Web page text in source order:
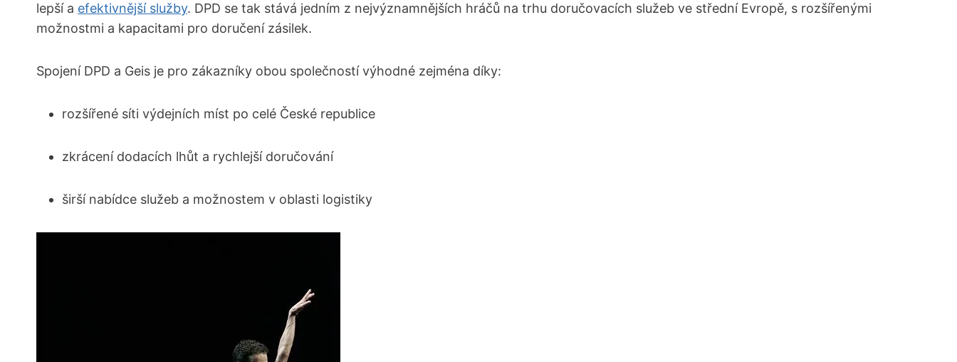
lepší a efektivnější služby. DPD se tak stává jedním z nejvýznamnějších hráčů na trhu doručovacích služeb ve střední Evropě, s rozšířenými
možnostmi a kapacitami pro doručení zásilek.
Spojení DPD a Geis je pro zákazníky obou společností výhodné zejména díky:
rozšířené síti výdejních míst po celé České republice
zkrácení dodacích lhůt a rychlejší doručování
širší nabídce služeb a možnostem v oblasti logistiky